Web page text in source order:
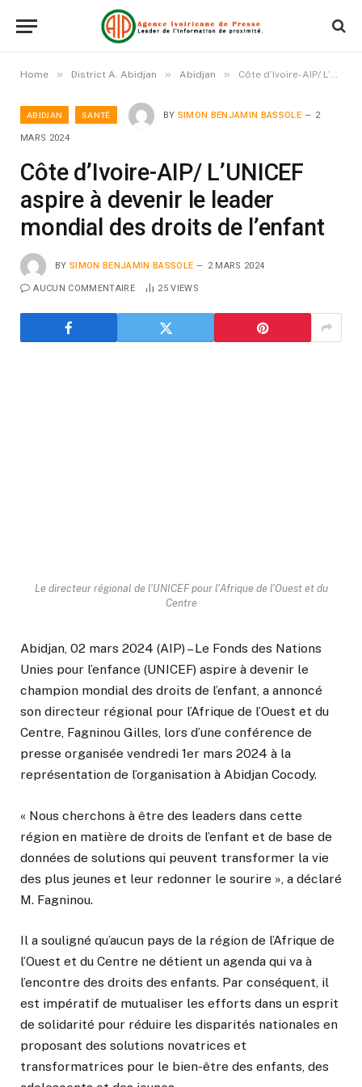
Home » District A. Abidjan » Abidjan » Côte d’Ivoire-AIP/ L’UNICEF aspire à devenir le leader mondial des droits de l’enfant
ABIDJAN SANTÉ BY SIMON BENJAMIN BASSOLE 2
MARS 2024
Côte d’Ivoire-AIP/ L’UNICEF
aspire à devenir le leader
mondial des droits de l’enfant
BY SIMON BENJAMIN BASSOLE 2 MARS 2024
AUCUN COMMENTAIRE 25VIEWS
Le directeur régional de l'UNICEF pour l'Afrique de l'Ouest et du
Centre
Abidjan, 02 mars 2024 (AIP) – Le Fonds des Nations
Unies pour l’enfance (UNICEF) aspire à devenir le
champion mondial des droits de l’enfant, a annoncé
son directeur régional pour l’Afrique de l’Ouest et du
Centre, Fagninou Gilles, lors d’une conférence de
presse organisée vendredi 1er mars 2024 à la
représentation de l’organisation à Abidjan Cocody.
« Nous cherchons à être des leaders dans cette
région en matière de droits de l’enfant et de base de
données de solutions qui peuvent transformer la vie
des plus jeunes et leur redonner le sourire », a déclaré
M. Fagninou.
Il a souligné qu’aucun pays de la région de l’Afrique de
l’Ouest et du Centre ne détient un agenda qui va à
l’encontre des droits des enfants. Par conséquent, il
est impératif de mutualiser les efforts dans un esprit
de solidarité pour réduire les disparités nationales en
proposant des solutions novatrices et
transformatrices pour le bien-être des enfants, des